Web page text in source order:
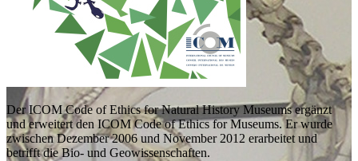
Der ICOM Code of Ethics for Natural History Museums ergänzt
und erweitert den ICOM Code of Ethics for Museums. Er wurde
zwischen Dezember 2006 und November 2012 erarbeitet und
betrifft die Bio- und Geowissenschaften.